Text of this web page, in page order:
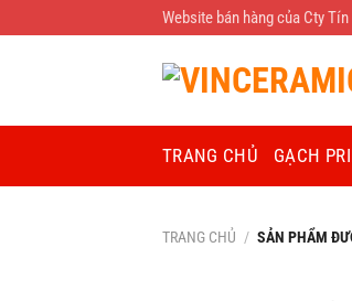
Website bán hàng của Cty Tín
TRANG CHỦ GẠCH
TRANG CHỦ / SẢN PHẨM